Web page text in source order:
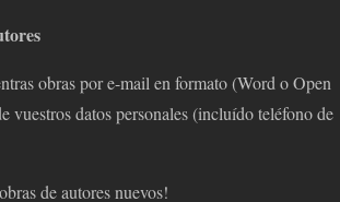
obras por e-mail en formato (Word o Open
vuestros datos personales (incluído teléfono de
de autores nuevos!